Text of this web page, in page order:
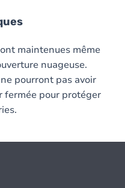
maintenues même
nuageuse.
pourront pas avoir
fermée pour protéger